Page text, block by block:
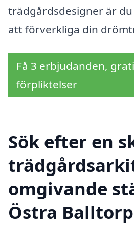
trädgårdsdesigner är
att förverkliga din
Få 3 erbjudanden,
förpliktelser
Sök efter en
omgivande
Östra Balltorp